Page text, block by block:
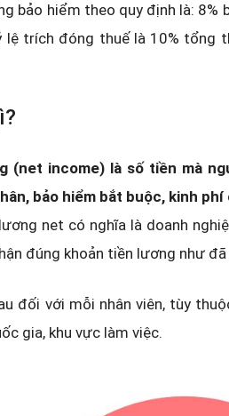
bảo hiểm theo quy định là: 8%
lệ trích đóng thuế là 10% tổng
(net income) là số tiền mà
bảo hiểm bắt buộc, kinh phí
net có nghĩa là doanh
đúng khoản tiền lương như
đối với mỗi nhân viên, tùy
gia, khu vực làm việc.